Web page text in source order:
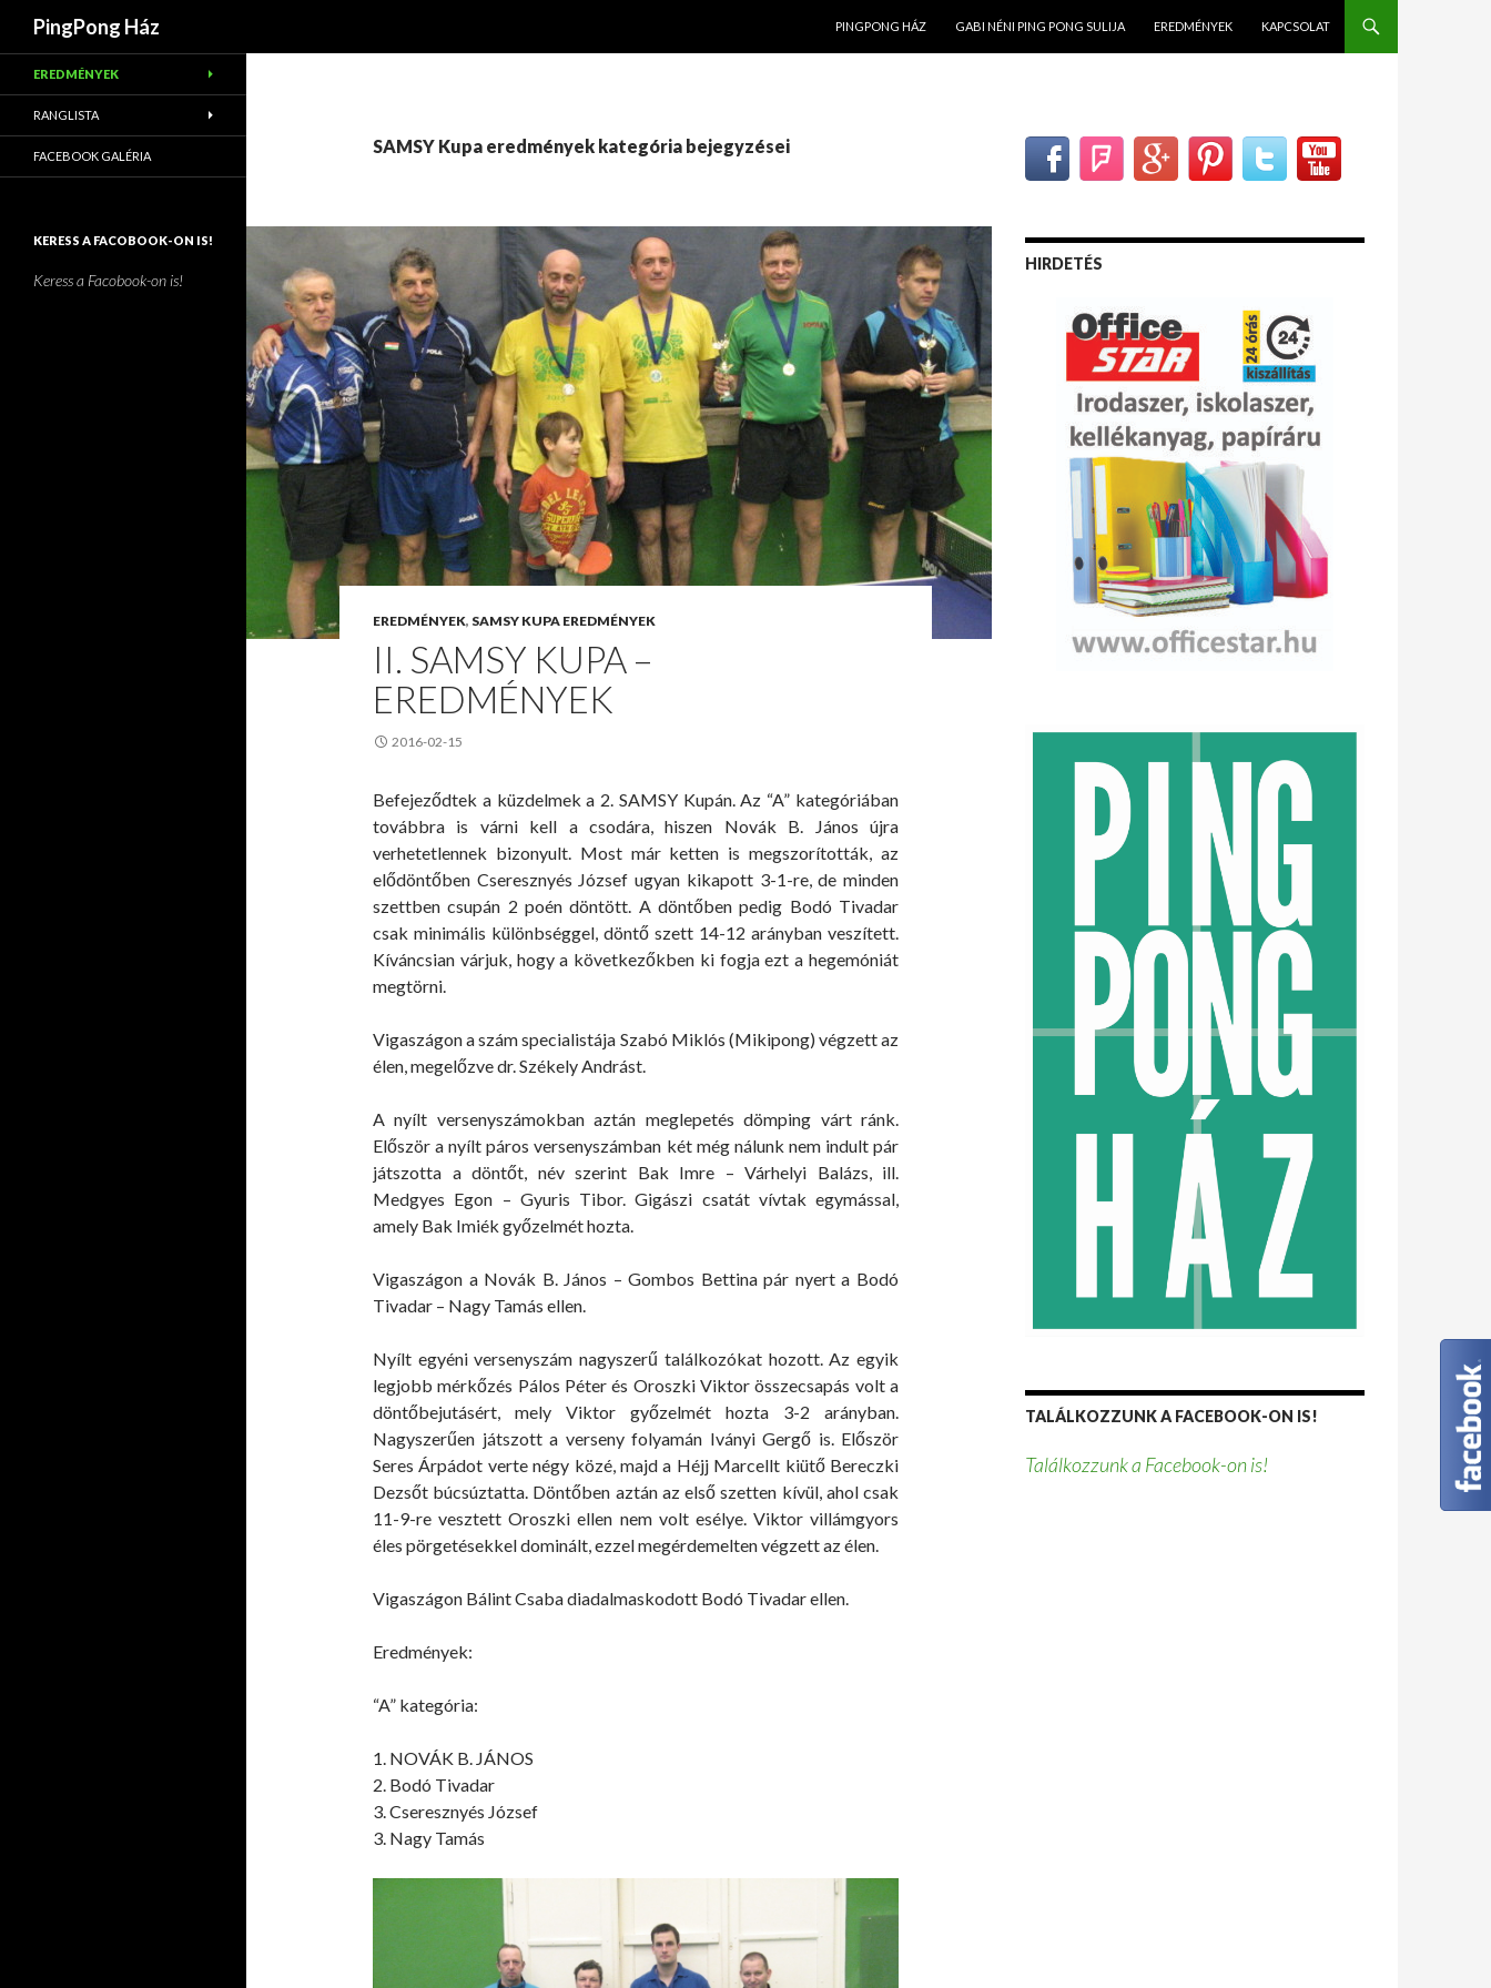
PingPong Ház
PINGPONG HÁZ
GABI NÉNI PING PONG SULIJA EREDMÉNYEK KAPCSOLAT
SAMSY Kupa eredmények kategória bejegyzései
EREDMÉNYEK, SAMSY KUPA EREDMÉNYEK
II. SAMSY KUPA –
EREDMÉNYEK
2016-02-15
Befejeződtek a küzdelmek a 2. SAMSY Kupán. Az “A” kategóriában
továbbra is várni kell a csodára, hiszen Novák B. János újra
verhetetlennek bizonyult. Most már ketten is megszorították, az
elődöntőben Cseresznyés József ugyan kikapott 3-1-re, de minden
szettben csupán 2 poén döntött. A döntőben pedig Bodó Tivadar
csak minimális különbséggel, döntő szett 14-12 arányban veszített.
Kíváncsian várjuk, hogy a következőkben ki fogja ezt a hegemóniát
megtörni.
Vigaszágon a szám specialistája Szabó Miklós (Mikipong) végzett az
élen, megelőzve dr. Székely Andrást.
A nyílt versenyszámokban aztán meglepetés dömping várt ránk.
Először a nyílt páros versenyszámban két még nálunk nem indult pár
játszotta a döntőt, név szerint Bak Imre – Várhelyi Balázs, ill.
Medgyes Egon – Gyuris Tibor. Gigászi csatát vívtak egymással,
amely Bak Imiék győzelmét hozta.
Vigaszágon a Novák B. János – Gombos Bettina pár nyert a Bodó
Tivadar – Nagy Tamás ellen.
Nyílt egyéni versenyszám nagyszerű találkozókat hozott. Az egyik
legjobb mérkőzés Pálos Péter és Oroszki Viktor összecsapás volt a
döntőbejutásért, mely Viktor győzelmét hozta 3-2 arányban.
Nagyszerűen játszott a verseny folyamán Iványi Gergő is. Először
Seres Árpádot verte négy közé, majd a Héjj Marcellt kiütő Bereczki
Dezsőt búcsúztatta. Döntőben aztán az első szetten kívül, ahol csak
11-9-re vesztett Oroszki ellen nem volt esélye. Viktor villámgyors
éles pörgetésekkel dominált, ezzel megérdemelten végzett az élen.
Vigaszágon Bálint Csaba diadalmaskodott Bodó Tivadar ellen.
Eredmények:
“A” kategória:
1. NOVÁK B. JÁNOS
2. Bodó Tivadar
3. Cseresznyés József
3. Nagy Tamás
HIRDETÉS
TALÁLKOZZUNK A FACEBOOK-ON IS!
Találkozzunk a Facebook-on is!
EREDMÉNYEK
RANGLISTA
FACEBOOK GALÉRIA
KERESS A FACOBOOK-ON IS!
Keress a Facobook-on is!